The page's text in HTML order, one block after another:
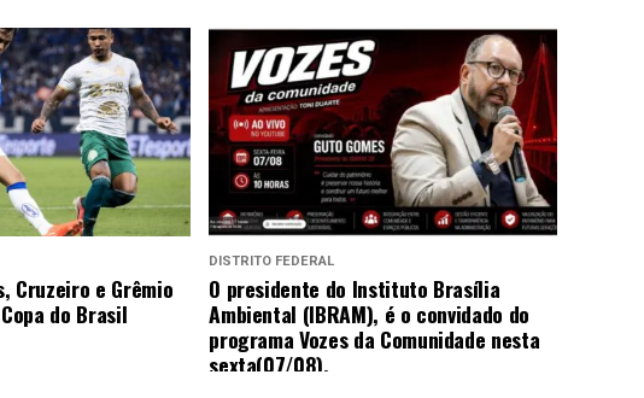
Cruzeiro e Grêmio
do Brasil
DISTRITO FEDERAL
O presidente do Instituto Brasília
Ambiental (IBRAM), é o convidado do
programa Vozes da Comunidade nesta
sexta(07/08).